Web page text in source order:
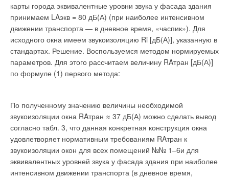
карты города эквивалентные уровни звука у фасада здания
принимаем LAэкв = 80 дБ(А) (при наиболее интенсивном
движении транспорта — в дневное время, «часпик»). Для
исходного окна имеем звукоизоляцию Ri [дБ(А)], указанную в
стандартах. Решение. Воспользуемся методом нормируемых
параметров. Для этого рассчитаем величину RAтран [дБ(А)]
по формуле (1) первого метода:
По полученному значению величины необходимой
звукоизоляции окна RAтран ≈ 37 дБ(А) можно сделать вывод
согласно табл. 3, что данная конкретная конструкция окна
удовлетворяет нормативным требованиям RAтран к
звукоизоляции окон для всех помещений №№ 1–6и для
эквивалентных уровней звука у фасада здания при наиболее
интенсивном движении транспорта (в дневное время,